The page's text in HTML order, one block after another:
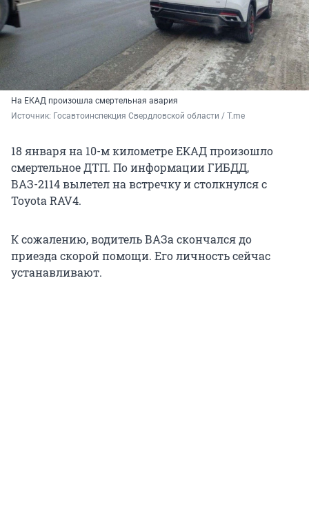
На ЕКАД произошла смертельная авария
Источник: Госавтоинспекция Свердловской области / T.me
18 января на 10-м километре ЕКАД произошло
смертельное ДТП. По информации ГИБДД,
ВАЗ-2114 вылетел на встречку и столкнулся с
Toyota RAV4.
К сожалению, водитель ВАЗа скончался до
приезда скорой помощи. Его личность сейчас
устанавливают.